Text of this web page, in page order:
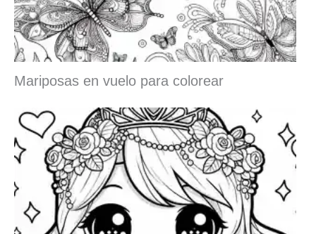
Mariposas en vuelo para colorear